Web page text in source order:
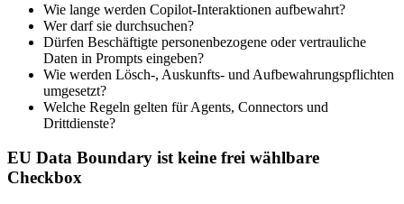
Wie lange werden Copilot-Interaktionen aufbewahrt?
Wer darf sie durchsuchen?
Dürfen Beschäftigte personenbezogene oder vertrauliche
Daten in Prompts eingeben?
Wie werden Lösch-, Auskunfts- und Aufbewahrungspflichten
umgesetzt?
Welche Regeln gelten für Agents, Connectors und
Drittdienste?
EU Data Boundary ist keine frei wählbare
Checkbox